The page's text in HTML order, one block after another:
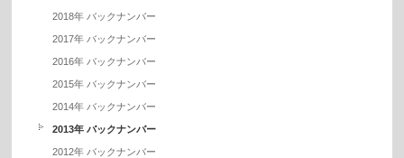
2018年 バックナンバー
2017年 バックナンバー
2016年 バックナンバー
2015年 バックナンバー
2014年 バックナンバー
2013年 バックナンバー
2012年 バックナンバー